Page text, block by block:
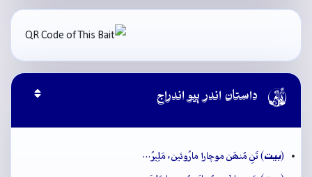
 داستان اندر ٻيو اندراج
(بيت) تَنِ مُنھَن موچارا مارُوئين، مَلِيرُ…